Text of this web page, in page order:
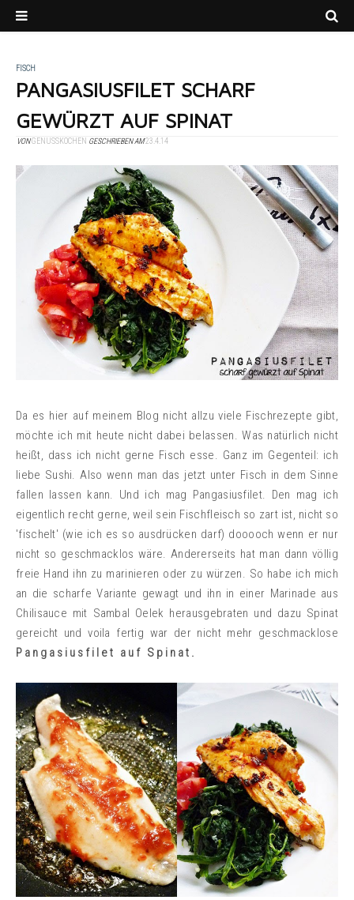
FISCH
PANGASIUSFILET SCHARF
GEWÜRZT AUF SPINAT
VONGENUSSKOCHEN GESCHRIEBEN AM23.4.14
Da es hier auf meinem Blog nicht allzu viele Fischrezepte gibt,
möchte ich mit heute nicht dabei belassen. Was natürlich nicht
heißt, dass ich nicht gerne Fisch esse. Ganz im Gegenteil: ich
liebe Sushi. Also wenn man das jetzt unter Fisch in dem Sinne
fallen lassen kann. Und ich mag Pangasiusfilet. Den mag ich
eigentlich recht gerne, weil sein Fischfleisch so zart ist, nicht so
'fischelt' (wie ich es so ausdrücken darf) dooooch wenn er nur
nicht so geschmacklos wäre. Andererseits hat man dann völlig
freie Hand ihn zu marinieren oder zu würzen. So habe ich mich
an die scharfe Variante gewagt und ihn in einer Marinade aus
Chilisauce mit Sambal Oelek herausgebraten und dazu Spinat
gereicht und voila fertig war der nicht mehr geschmacklose
Pangasiusfilet auf Spinat.